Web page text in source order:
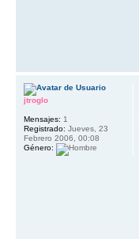
jtroglo
Mensajes: 1
Registrado: Jueves, 23
Febrero 2006, 00:08
Género: